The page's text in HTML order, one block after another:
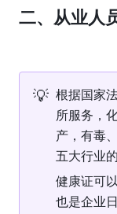
二、从业人
💡 根据国家
所服务，
产，有毒
五大行业
健康证可
也是企业